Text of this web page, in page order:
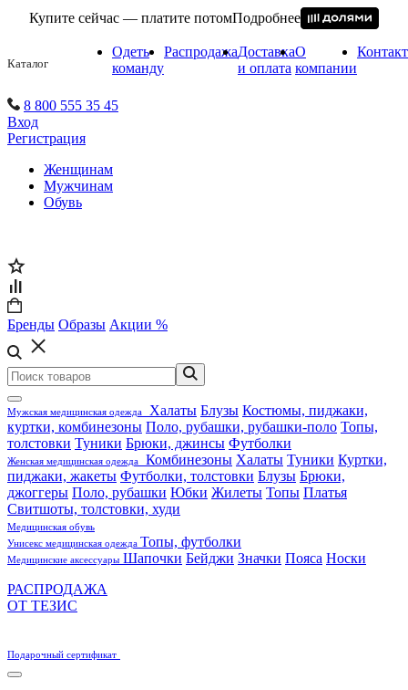
Купите сейчас — платите потомПодробнее
Каталог
Одеть
команду
РаспродажаДоставка
и оплата
О
компании
8 800 555 35 45
Вход
Регистрация
Женщинам
Мужчинам
Обувь
Бренды Образы Акции %
Мужская медицинская одежда Халаты Блузы Костюмы, пиджаки,
куртки, комбинезоны Поло, рубашки, рубашки-поло Топы,
толстовки Туники Брюки, джинсы Футболки
Женская медицинская одежда Комбинезоны Халаты Туники Куртки,
пиджаки, жакеты Футболки, толстовки Блузы Брюки,
джоггеры Поло, рубашки Юбки Жилеты Топы Платья
Свитшоты, толстовки, худи
Медицинская обувь
Унисекс медицинская одежда Топы, футболки
Медицинские аксессуары Шапочки Бейджи Значки Пояса Носки
РАСПРОДАЖА
ОТ ТЕЗИС
Подарочный сертификат